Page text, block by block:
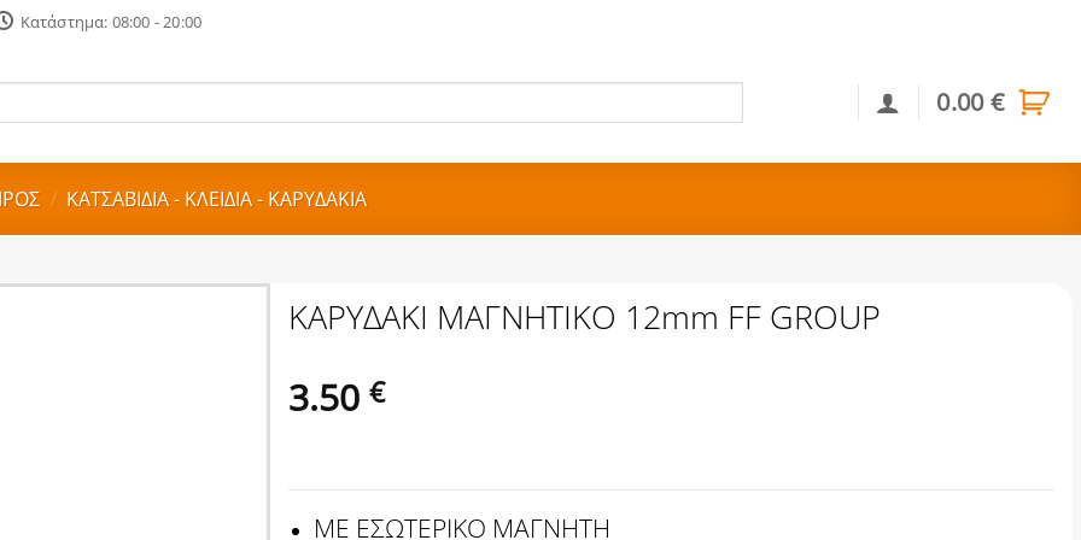
Κατάστημα: 08:00 - 20:00
0.00€
/ ΚΑΤΣΑΒΙΔΙΑ - ΚΛΕΙΔΙΑ - ΚΑΡΥΔΑΚΙΑ
ΚΑΡΥΔΑΚΙ ΜΑΓΝΗΤΙΚΟ 12mm FF GROUP
3.50 €
ΜΕ ΕΣΩΤΕΡΙΚΟ ΜΑΓΝΗΤΗ